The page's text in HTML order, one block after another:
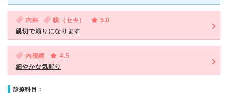
内科 咳（セキ）
5.0
親切で頼りになります
内視鏡
4.5
細やかな気配り
診療科目：